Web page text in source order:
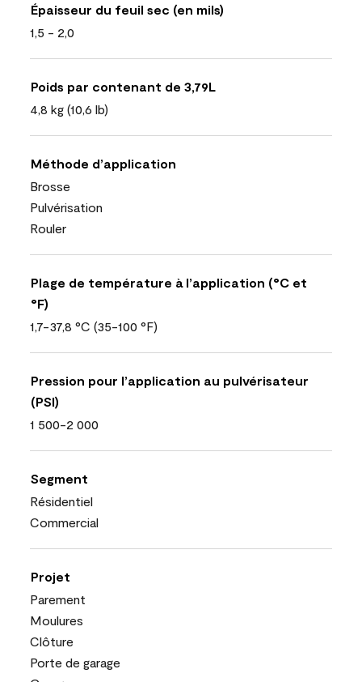
Épaisseur du feuil sec (en mils)
1,5 - 2,0
Poids par contenant de 3,79L
4,8 kg (10,6 lb)
Méthode d’application
Brosse
Pulvérisation
Rouler
Plage de température à l’application (°C et
°F)
1,7-37,8 °C (35-100 °F)
Pression pour l’application au pulvérisateur
(PSI)
1 500-2 000
Segment
Résidentiel
Commercial
Projet
Parement
Moulures
Clôture
Porte de garage